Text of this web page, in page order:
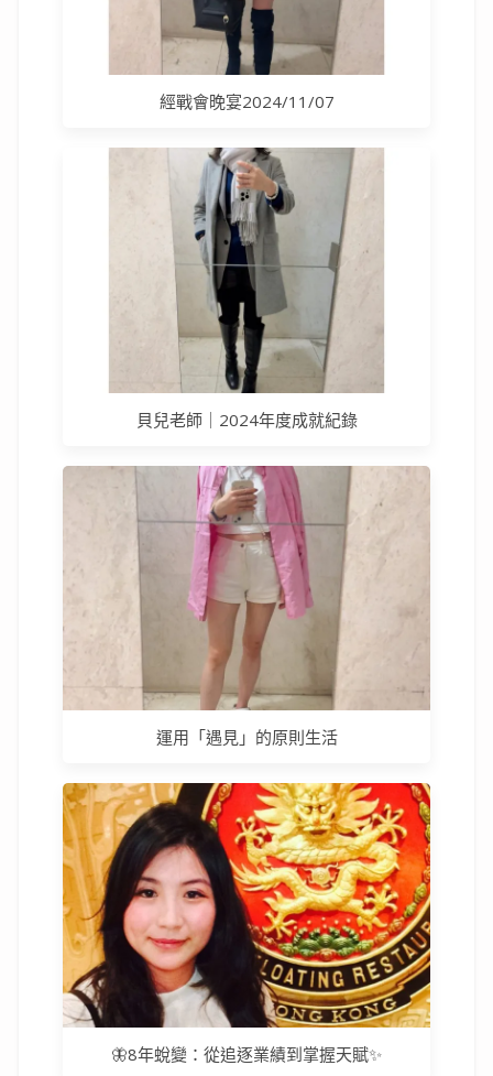
經戰會晚宴2024/11/07
貝兒老師｜2024年度成就紀錄
運用「遇見」的原則生活
🦋8年蛻變：從追逐業績到掌握天賦✨